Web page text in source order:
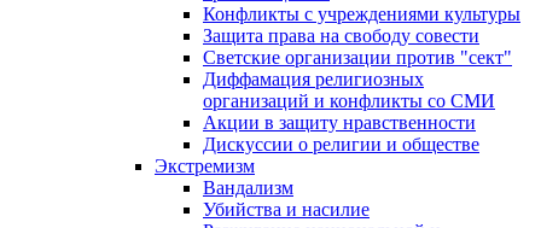
Конфликты с учреждениями культуры
Защита права на свободу совести
Светские организации против "сект"
Диффамация религиозных
организаций и конфликты со СМИ
Акции в защиту нравственности
Дискуссии о религии и обществе
Экстремизм
Вандализм
Убийства и насилие